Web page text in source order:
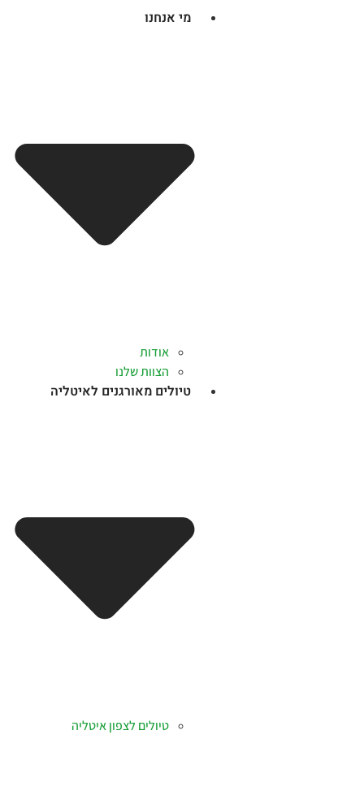
מי אנחנו
אודות
הצוות שלנו
טיולים מאורגנים לאיטליה
טיולים לצפון איטליה